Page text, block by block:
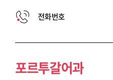
전화번호
포르투갈어과